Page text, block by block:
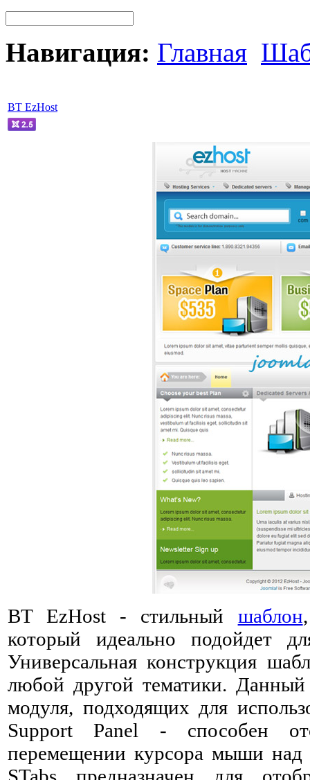
Навигация: Главная
BT EzHost
BT EzHost - стильный шаблон
который идеально подойдет
Универсальная конструкция
любой другой тематики.
модуля, подходящих для
Support Panel - способен
перемещении курсора мыши над